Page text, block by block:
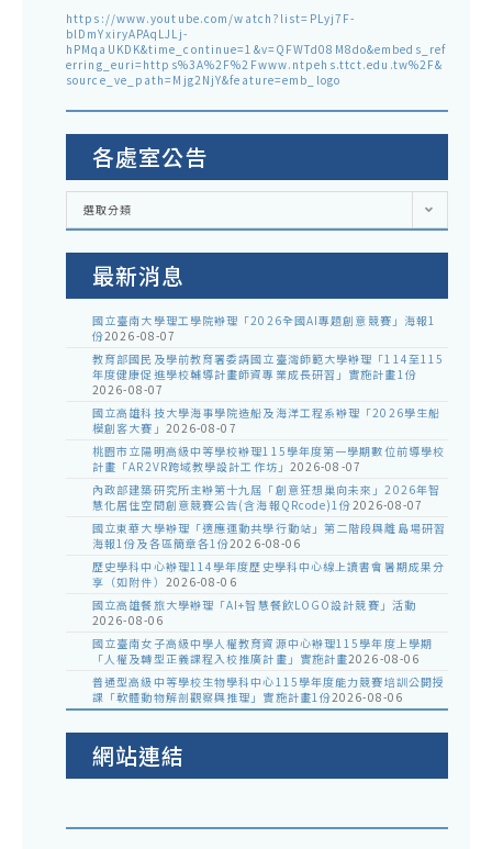
https://www.youtube.com/watch?list=PLyj7F-
blDmYxiryAPAqLJLj-
hPMqaUKDK&time_continue=1&v=QFWTd08M8do&embeds_ref
erring_euri=https%3A%2F%2Fwww.ntpehs.ttct.edu.tw%2F&
source_ve_path=Mjg2NjY&feature=emb_logo
各處室公告
各
室
告
選取分類
最新消息
國立臺南大學理工學院辦理「2026全國AI專題創意競賽」海報1
份2026-08-07
教育部國民及學前教育署委請國立臺灣師範大學辦理「114至115
年度健康促進學校輔導計畫師資專業成長研習」實施計畫1份
2026-08-07
國立高雄科技大學海事學院造船及海洋工程系辦理「2026學生船
模創客大賽」 2026-08-07
桃園市立陽明高級中等學校辦理115學年度第一學期數位前導學校
計畫「AR2VR跨域教學設計工作坊」 2026-08-07
內政部建築研究所主辦第十九屆「創意狂想巢向未來」2026年智
慧化居住空間創意競賽公告(含海報QRcode)1份2026-08-07
國立東華大學辦理「適應運動共學行動站」第二階段與離島場研習
海報1份及各區簡章各1份2026-08-06
歷史學科中心辦理114學年度歷史學科中心線上讀書會暑期成果分
享（如附件） 2026-08-06
國立高雄餐旅大學辦理「AI+智慧餐飲LOGO設計競賽」活動
2026-08-06
國立臺南女子高級中學人權教育資源中心辦理115學年度上學期
「人權及轉型正義課程入校推廣計畫」實施計畫2026-08-06
普通型高級中等學校生物學科中心115學年度能力競賽培訓公開授
課「軟體動物解剖觀察與推理」實施計畫1份2026-08-06
網站連結